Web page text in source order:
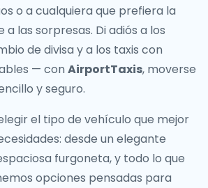
o a cualquiera que prefiera la
las sorpresas. Di adiós a los
de divisa y a los taxis con
— con AirportTaxis, moverse
y seguro.
el tipo de vehículo que mejor
desde un elegante
furgoneta, y todo lo que
opciones pensadas para